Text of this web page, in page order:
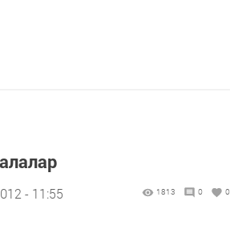
- 11:55 1813 0 0